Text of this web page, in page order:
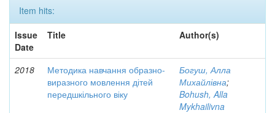
Item hits:
Issue
Date
Title Author(s)
2018
Методика навчання образно-
виразного мовлення дітей
передшкільного віку
Богуш, Алла
Михайлівна;
Bohush, Alla
Mykhailivna